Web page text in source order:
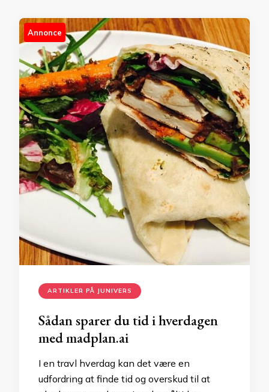
Annonce
ARTIKLER PÅ JUNIVERS
Sådan sparer du tid i hverdagen
med madplan.ai
I en travl hverdag kan det være en
udfordring at finde tid og overskud til at